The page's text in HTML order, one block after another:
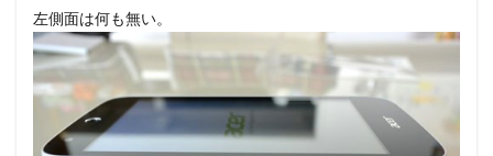
左側面は何も無い。